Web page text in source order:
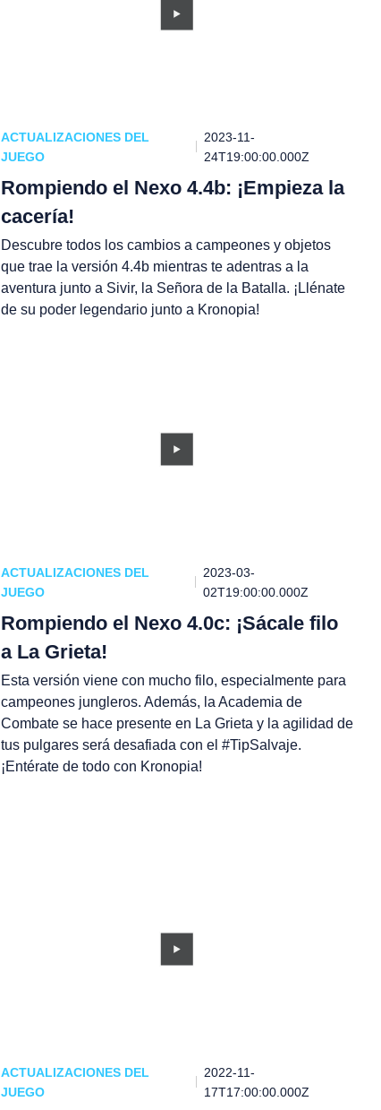
ACTUALIZACIONES DEL
JUEGO
2023-11-
24T19:00:00.000Z
Rompiendo el Nexo 4.4b: ¡Empieza la
cacería!
Descubre todos los cambios a campeones y objetos
que trae la versión 4.4b mientras te adentras a la
aventura junto a Sivir, la Señora de la Batalla. ¡Llénate
de su poder legendario junto a Kronopia!
ACTUALIZACIONES DEL
JUEGO
2023-03-
02T19:00:00.000Z
Rompiendo el Nexo 4.0c: ¡Sácale filo
a La Grieta!
Esta versión viene con mucho filo, especialmente para
campeones jungleros. Además, la Academia de
Combate se hace presente en La Grieta y la agilidad de
tus pulgares será desafiada con el #TipSalvaje.
¡Entérate de todo con Kronopia!
ACTUALIZACIONES DEL
JUEGO
2022-11-
17T17:00:00.000Z